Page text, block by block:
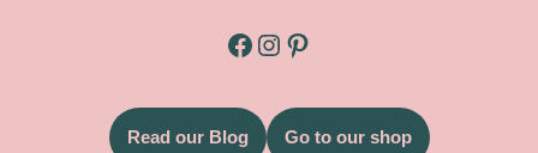
Read our Blog Go to our shop